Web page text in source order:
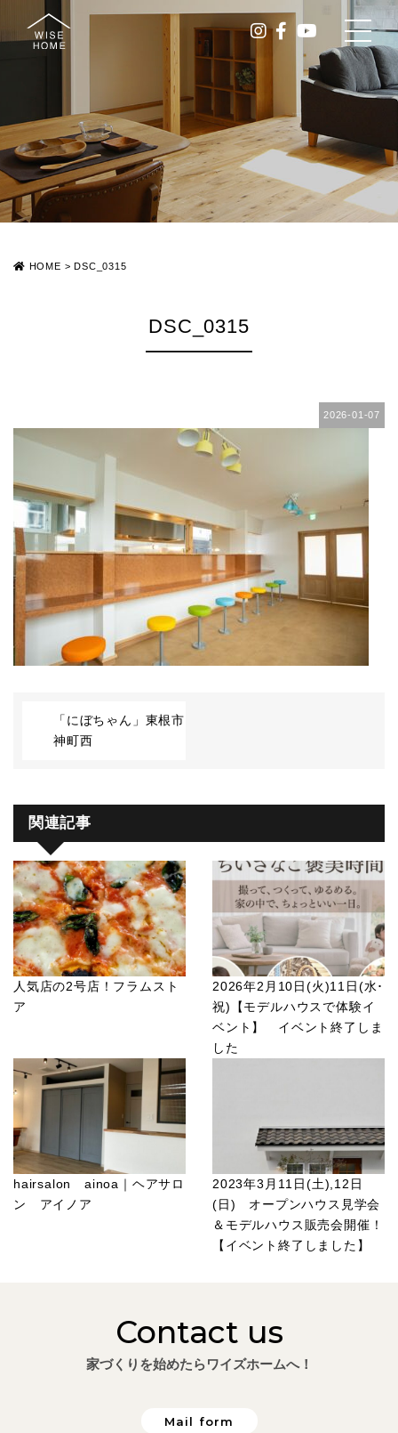
HOME >DSC_0315
DSC_0315
2026-01-07
「にぼちゃん」東根市
神町西
関連記事
人気店の2号店！フラムスト
ア
2026年2月10日(火)11日(水･
祝)【モデルハウスで体験イ
ベント】 イベント終了しま
した
hairsalon ainoa｜ヘアサロ
ン アイノア
2023年3月11日(土),12日
(日) オープンハウス見学会
＆モデルハウス販売会開催！
【イベント終了しました】
Contact us
家づくりを始めたらワイズホームへ！
Mail form